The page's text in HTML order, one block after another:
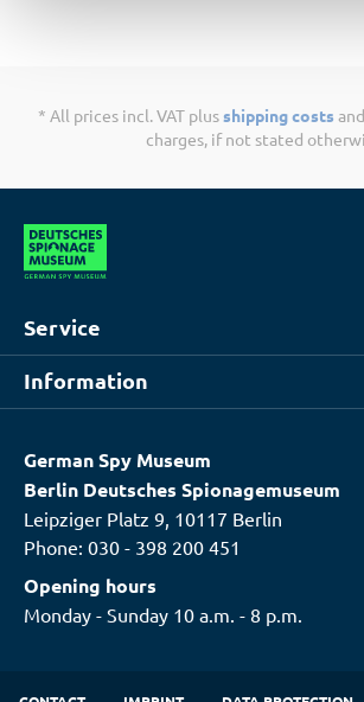
* All prices incl. VAT plusshipping costs
charges, if not stated
Service
Information
German Spy Museum
Berlin Deutsches Spionagemuseum
Leipziger Platz 9, 10117 Berlin
Phone: 030 - 398 200 451
Opening hours
Monday - Sunday 10 a.m. - 8 p.m.